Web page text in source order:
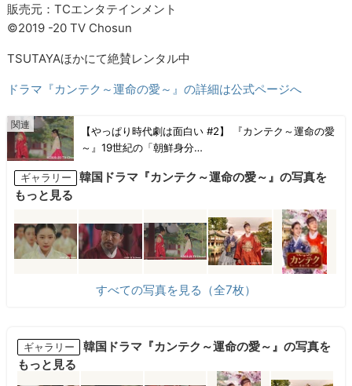
販売元：TCエンタテインメント
©2019 -20 TV Chosun
TSUTAYAほかにて絶賛レンタル中
ドラマ『カンテク～運命の愛～』の詳細は公式ページへ
【やっぱり時代劇は面白い #2】 『カンテク～運命の愛
～』19世紀の「朝鮮身分…
ギャラリー
韓国ドラマ『カンテク～運命の愛～』の写真を
もっと見る
すべての写真を見る（全7枚）
ギャラリー
韓国ドラマ『カンテク～運命の愛～』の写真を
もっと見る